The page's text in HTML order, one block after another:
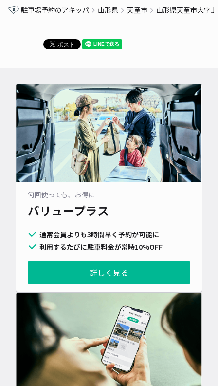
駐車場予約のアキッパ 山形県 天童市 山形県天童市大字
何回使っても、お得に
バリュープラス
通常会員よりも3時間早く予約が可能に
利用するたびに駐車料金が常時10%OFF
詳しく見る